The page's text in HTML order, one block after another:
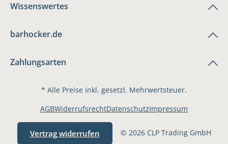
Wissenswertes
barhocker.de
Zahlungsarten
* Alle Preise inkl. gesetzl. Mehrwertsteuer.
Vertrag widerrufen © 2026 CLP Trading GmbH
AGBWiderrufsrechtDatenschutzImpressum